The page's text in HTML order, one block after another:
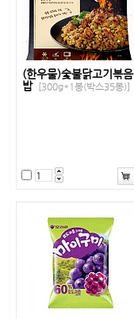
(한우물)숯불닭고기볶음
밥 [300g*1봉(박스35봉)]